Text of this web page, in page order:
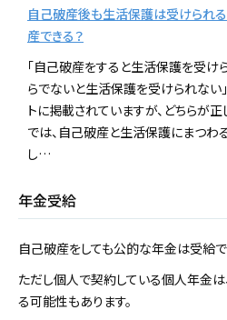
自己破産後も生活保護は受けられ
産できる？
「自己破産をすると生活保護を受け
らでないと生活保護を受けられない
トに掲載されていますが、どちらが正
では、自己破産と生活保護にまつ
し…
年金受給
自己破産をしても公的な年金は受給で
ただし個人で契約している個人年金
る可能性もあります。